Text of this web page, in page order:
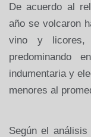
De acuerdo al
año se volcaron
vino y licores,
predominando
indumentaria y
menores al
Según el